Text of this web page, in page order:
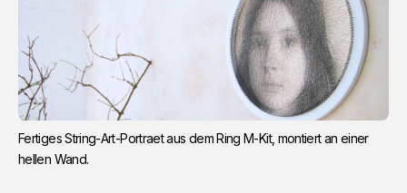
Fertiges String-Art-Portraet aus dem Ring M-Kit, montiert an einer
hellen Wand.